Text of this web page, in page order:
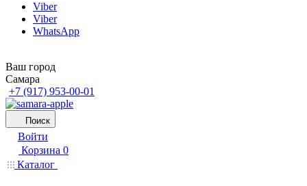
Viber
Viber
WhatsApp
Ваш город
Самара
+7 (917) 953-00-01
Поиск
Войти
Корзина 0
Каталог